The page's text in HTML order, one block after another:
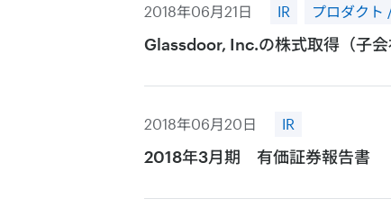
2018年06月21日 IR プロダクト
Glassdoor, Inc.の株式取得（子
2018年06月20日 IR
2018年3月期 有価証券報告書